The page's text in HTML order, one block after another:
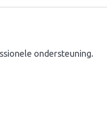
ondersteuning.